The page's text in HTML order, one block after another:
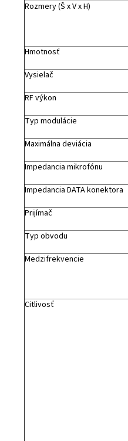
Rozmery (Š x V x H)
Hmotnosť
Vysielač
RF výkon
Typ modulácie
Maximálna deviácia
Impedancia mikrofónu
Impedancia DATA konektora
Prijímač
Typ obvodu
Medzifrekvencie
Citlivosť